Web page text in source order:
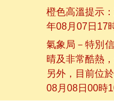
橙色高溫提示
年08月07日17
氣象局－特別
晴及非常酷熱
另外，目前位
08月08日00時